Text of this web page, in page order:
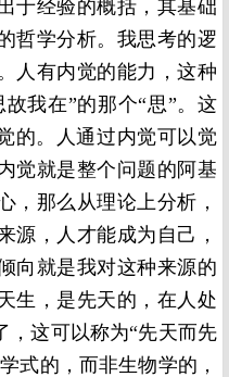
于经验的概括，其基础
哲学分析。我思考的逻
人有内觉的能力，这种
我在”的那个“思”。这
的。人通过内觉可以觉
觉就是整个问题的阿基
，那么从理论上分析，
源，人才能成为自己，
向就是我对这种来源的
生，是先天的，在人处
，这可以称为“先天而先
式的，而非生物学的，